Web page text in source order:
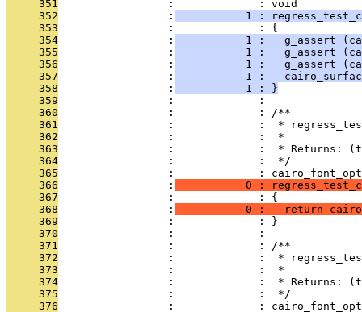
     351
                 :             : void
     352
                 :
1 :
     353
                 :             : {
     354
                 :
1 :   g_assert
     355
                 :
1 :   g_assert
     356
                 :
1 :   g_assert
     357
                 :
1 :
     358
                 :
           1 : }
     359
                 :             :
     360
                 :             : /**
     361
:             :  *
     362
                 :             :  *
     363
:             :  * Returns:
     364
                 :             :  */
     365
:             :
     366
                 :
0 :
     367
                 :             : {
     368
                 :
0 :   return
     369
                 :             : }
     370
                 :             :
     371
                 :             : /**
     372
:             :  *
     373
                 :             :  *
     374
:             :  * Returns:
     375
                 :             :  */
     376
:             :